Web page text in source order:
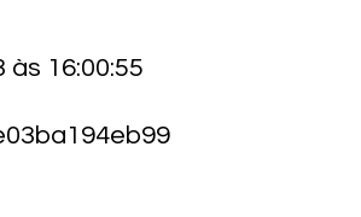
16:00:55